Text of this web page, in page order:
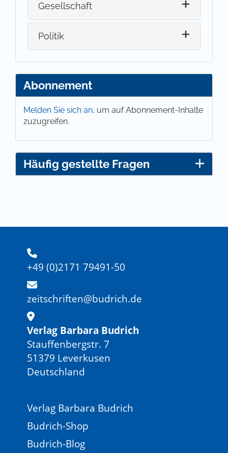
Gesellschaft
Politik
Abonnement
Melden Sie sich an, um auf Abonnement-Inhalte
zuzugreifen.
Häufig gestellte Fragen
+49 (0)2171 79491-50
zeitschriften@budrich.de
Verlag Barbara Budrich
Stauffenbergstr. 7
51379 Leverkusen
Deutschland
Verlag Barbara Budrich
Budrich-Shop
Budrich-Blog